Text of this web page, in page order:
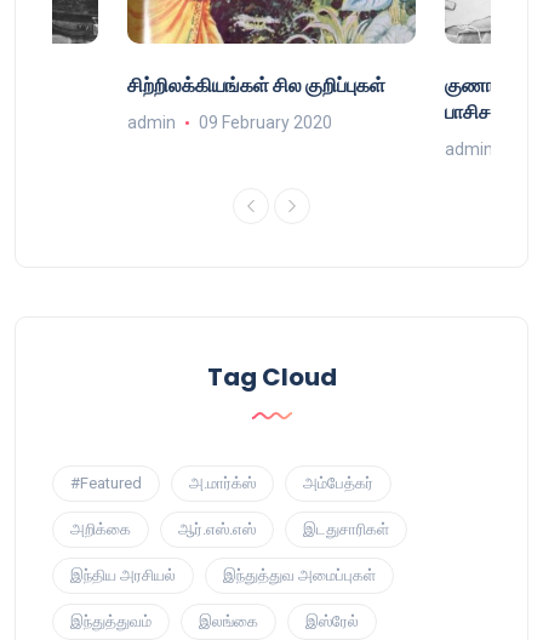
சிற்றிலக்கியங்கள் சில குறிப்புகள்
admin 09 February 2020
குணா :
admin
Tag Cloud
#Featured அ.மார்க்ஸ் அம்பேத்கர்
அறிக்கை ஆர்.எஸ்.எஸ் இடதுசாரிகள்
இந்திய அரசியல் இந்துத்துவ அமைப்புகள்
இந்துத்துவம் இலங்கை இஸ்ரேல்